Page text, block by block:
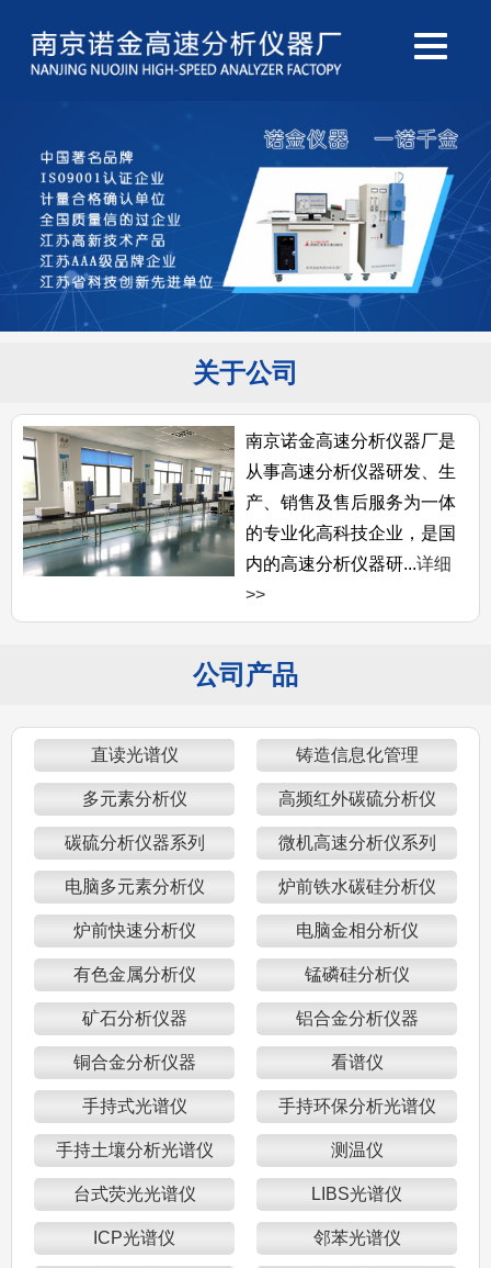
关于公司
南京诺金高速分析仪器厂是
从事高速分析仪器研发、生
产、销售及售后服务为一体
的专业化高科技企业，是国
内的高速分析仪器研...详细
>>
公司产品
直读光谱仪 铸造信息化管理
多元素分析仪 高频红外碳硫分析仪
碳硫分析仪器系列 微机高速分析仪系列
电脑多元素分析仪 炉前铁水碳硅分析仪
炉前快速分析仪 电脑金相分析仪
有色金属分析仪 锰磷硅分析仪
矿石分析仪器 铝合金分析仪器
铜合金分析仪器 看谱仪
手持式光谱仪 手持环保分析光谱仪
手持土壤分析光谱仪 测温仪
台式荧光光谱仪 LIBS光谱仪
ICP光谱仪 邻苯光谱仪